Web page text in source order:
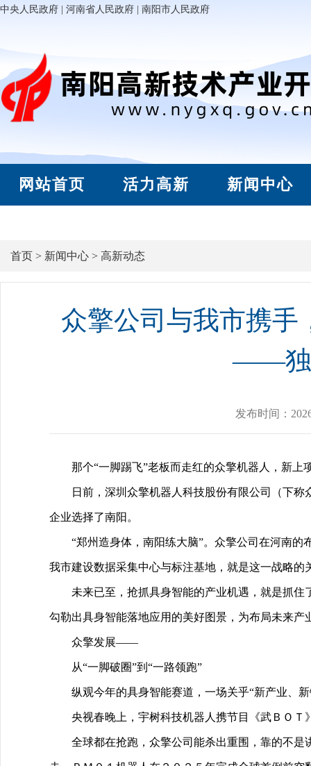
中央人民政府 河南省人民政府 南阳市人民政府
网站首页 活力高新 新闻中心
首页 > 新闻中心 > 高新动态
众擎公司与我市携手
——独
发布时间：
那个“一脚踢飞”老板而走红的众擎机器人，新上
日前，深圳众擎机器人科技股份有限公司（下
企业选择了南阳。
“郑州造身体，南阳练大脑”。众擎公司在河南
我市建设数据采集中心与标注基地，就是这一战略的
未来已至，抢抓具身智能的产业机遇，就是抓
勾勒出具身智能落地应用的美好图景，为布局未来产
众擎发展——
从“一脚破圈”到“一路领跑”
纵观今年的具身智能赛道，一场关乎“新产业、
央视春晚上，宇树科技机器人携节目《武ＢＯ
全球都在抢跑，众擎公司能杀出重围，靠的不